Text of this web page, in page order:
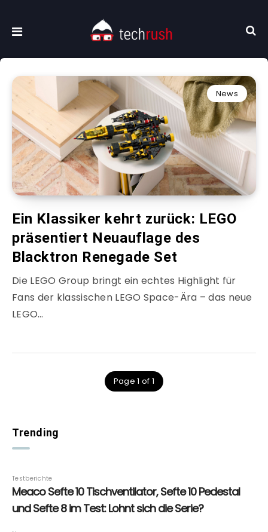
News
Ein Klassiker kehrt zurück: LEGO
präsentiert Neuauflage des
Blacktron Renegade Set
Die LEGO Group bringt ein echtes Highlight für
Fans der klassischen LEGO Space-Ära – das neue
LEGO…
Page 1 of 1
Trending